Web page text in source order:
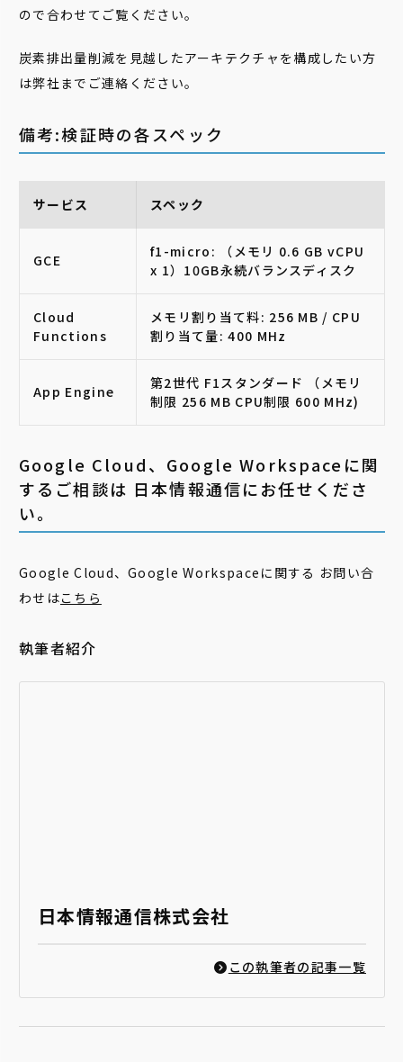
ので合わせてご覧ください。
炭素排出量削減を見越したアーキテクチャを構成したい方
は弊社までご連絡ください。
備考:検証時の各スペック
サービス スペック
GCE
f1-micro: （メモリ 0.6 GB vCPU
x 1）10GB永続バランスディスク
Cloud
Functions
メモリ割り当て料: 256 MB / CPU
割り当て量: 400 MHz
App Engine
第2世代 F1スタンダード （メモリ
制限 256 MB CPU制限 600 MHz)
Google Cloud、Google Workspaceに関
するご相談は 日本情報通信にお任せくださ
い。
Google Cloud、Google Workspaceに関する お問い合
わせはこちら
執筆者紹介
日本情報通信株式会社
この執筆者の記事一覧